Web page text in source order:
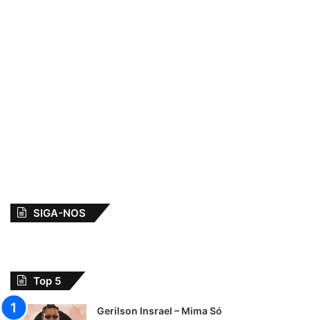
SIGA-NOS
Top 5
Gerilson Insrael – Mima Só